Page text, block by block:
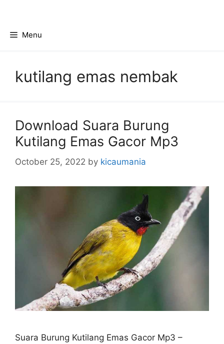
contentMenu
kutilang emas nembak
Download Suara Burung
Kutilang Emas Gacor Mp3
October 25, 2022 by kicaumania
Suara Burung Kutilang Emas Gacor Mp3 –